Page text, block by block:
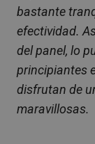
bastante
efectividad.
del panel, lo
principiantes
disfrutan de
maravillosas.